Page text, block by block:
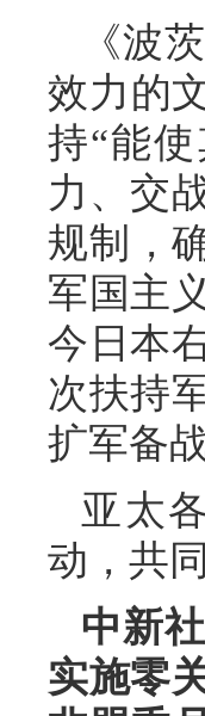
《波
效力的
持“能
力、交
规制，
军国主
今日本
次扶持
扩军备
亚太
动，共
中新
实施零